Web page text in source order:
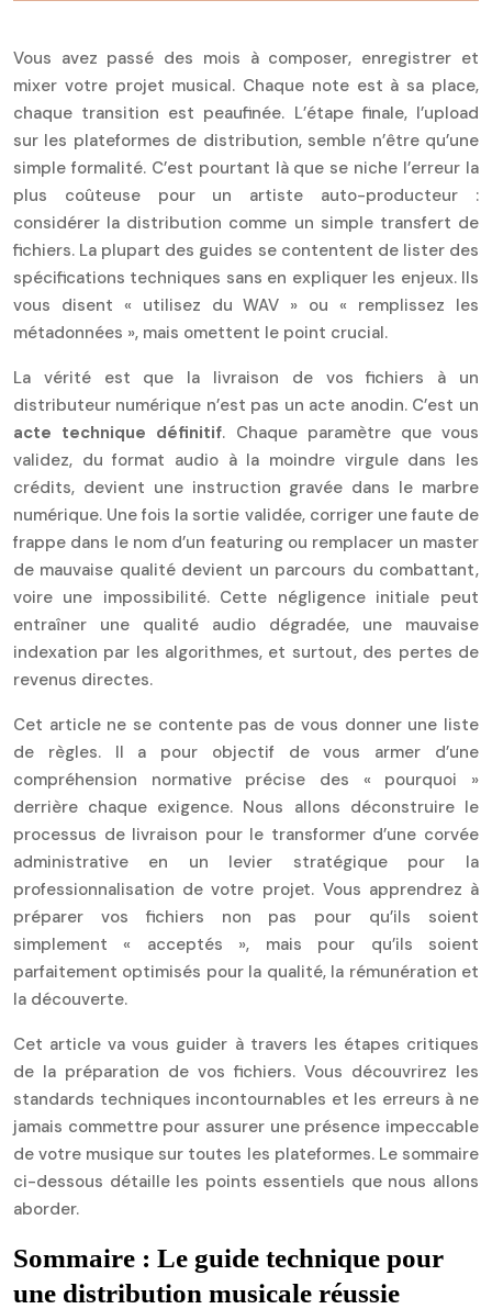
Vous avez passé des mois à composer, enregistrer et
mixer votre projet musical. Chaque note est à sa place,
chaque transition est peaufinée. L’étape finale, l’upload
sur les plateformes de distribution, semble n’être qu’une
simple formalité. C’est pourtant là que se niche l’erreur la
plus coûteuse pour un artiste auto-producteur :
considérer la distribution comme un simple transfert de
fichiers. La plupart des guides se contentent de lister des
spécifications techniques sans en expliquer les enjeux. Ils
vous disent « utilisez du WAV » ou « remplissez les
métadonnées », mais omettent le point crucial.
La vérité est que la livraison de vos fichiers à un
distributeur numérique n’est pas un acte anodin. C’est un
acte technique définitif. Chaque paramètre que vous
validez, du format audio à la moindre virgule dans les
crédits, devient une instruction gravée dans le marbre
numérique. Une fois la sortie validée, corriger une faute de
frappe dans le nom d’un featuring ou remplacer un master
de mauvaise qualité devient un parcours du combattant,
voire une impossibilité. Cette négligence initiale peut
entraîner une qualité audio dégradée, une mauvaise
indexation par les algorithmes, et surtout, des pertes de
revenus directes.
Cet article ne se contente pas de vous donner une liste
de règles. Il a pour objectif de vous armer d’une
compréhension normative précise des « pourquoi »
derrière chaque exigence. Nous allons déconstruire le
processus de livraison pour le transformer d’une corvée
administrative en un levier stratégique pour la
professionnalisation de votre projet. Vous apprendrez à
préparer vos fichiers non pas pour qu’ils soient
simplement « acceptés », mais pour qu’ils soient
parfaitement optimisés pour la qualité, la rémunération et
la découverte.
Cet article va vous guider à travers les étapes critiques
de la préparation de vos fichiers. Vous découvrirez les
standards techniques incontournables et les erreurs à ne
jamais commettre pour assurer une présence impeccable
de votre musique sur toutes les plateformes. Le sommaire
ci-dessous détaille les points essentiels que nous allons
aborder.
Sommaire : Le guide technique pour
une distribution musicale réussie